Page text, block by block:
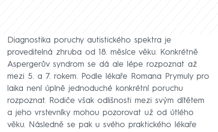
Diagnostika poruchy autistického spektra je
proveditelná zhruba od 18. měsíce věku. Konkrétně
Aspergerův syndrom se dá ale lépe rozpoznat až
mezi 5. a 7. rokem. Podle lékaře Romana Prymuly pro
laika není úplně jednoduché konkrétní poruchu
rozpoznat. Rodiče však odlišnosti mezi svým dítětem
a jeho vrstevníky mohou pozorovat už od útlého
věku. Následně se pak u svého praktického lékaře